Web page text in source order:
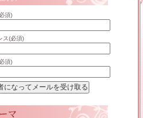
須)
ス(必須)
須)